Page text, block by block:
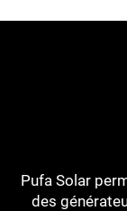
Pufa Solar
des